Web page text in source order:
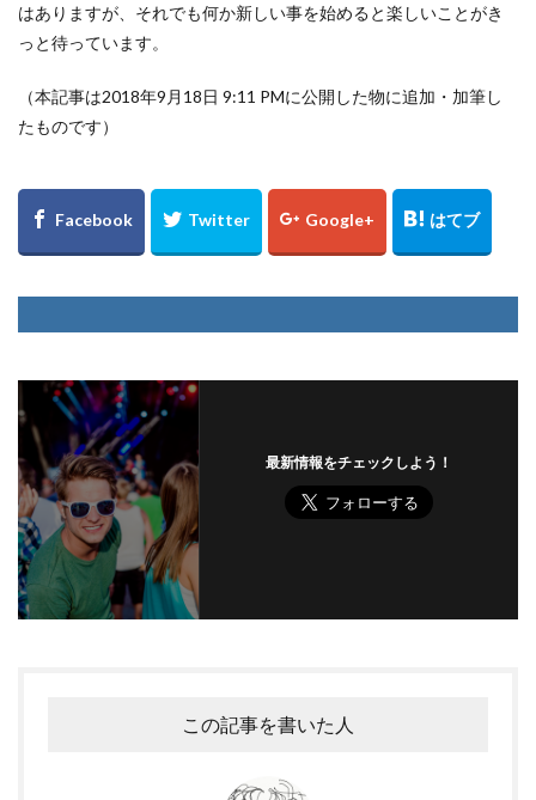
はありますが、それでも何か新しい事を始めると楽しいことがき
っと待っています。
（本記事は2018年9月18日 9:11 PMに公開した物に追加・加筆し
たものです）
最新情報をチェックしよう！
この記事を書いた人